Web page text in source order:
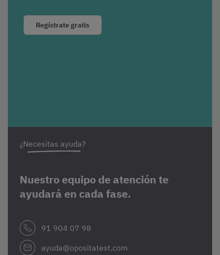
Regístrate gratis
¿Necesitas ayuda?
Nuestro equipo de atención te
ayudará en cada fase.
91 904 07 98
ayuda@opositatest.com